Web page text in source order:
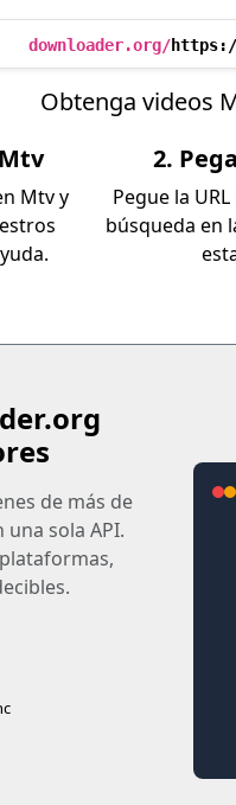
downloader.org/
Obtenga videos
Mtv y
2.
Pegue la
búsqueda en
de más de
sola API.